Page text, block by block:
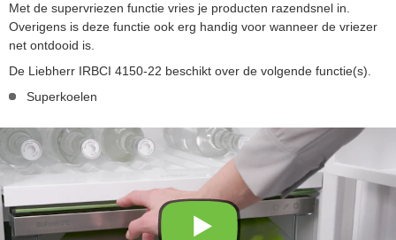
Met de supervriezen functie vries je producten razendsnel in.
Overigens is deze functie ook erg handig voor wanneer de vriezer
net ontdooid is.
De Liebherr IRBCI 4150-22 beschikt over de volgende functie(s).
Superkoelen